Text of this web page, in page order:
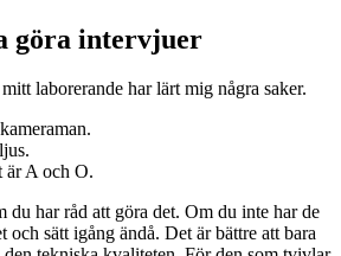
göra intervjuer
laborerande har lärt mig några saker.
är A och O.
du har råd att göra det. Om du inte har de
och sätt igång ändå. Det är bättre att bara